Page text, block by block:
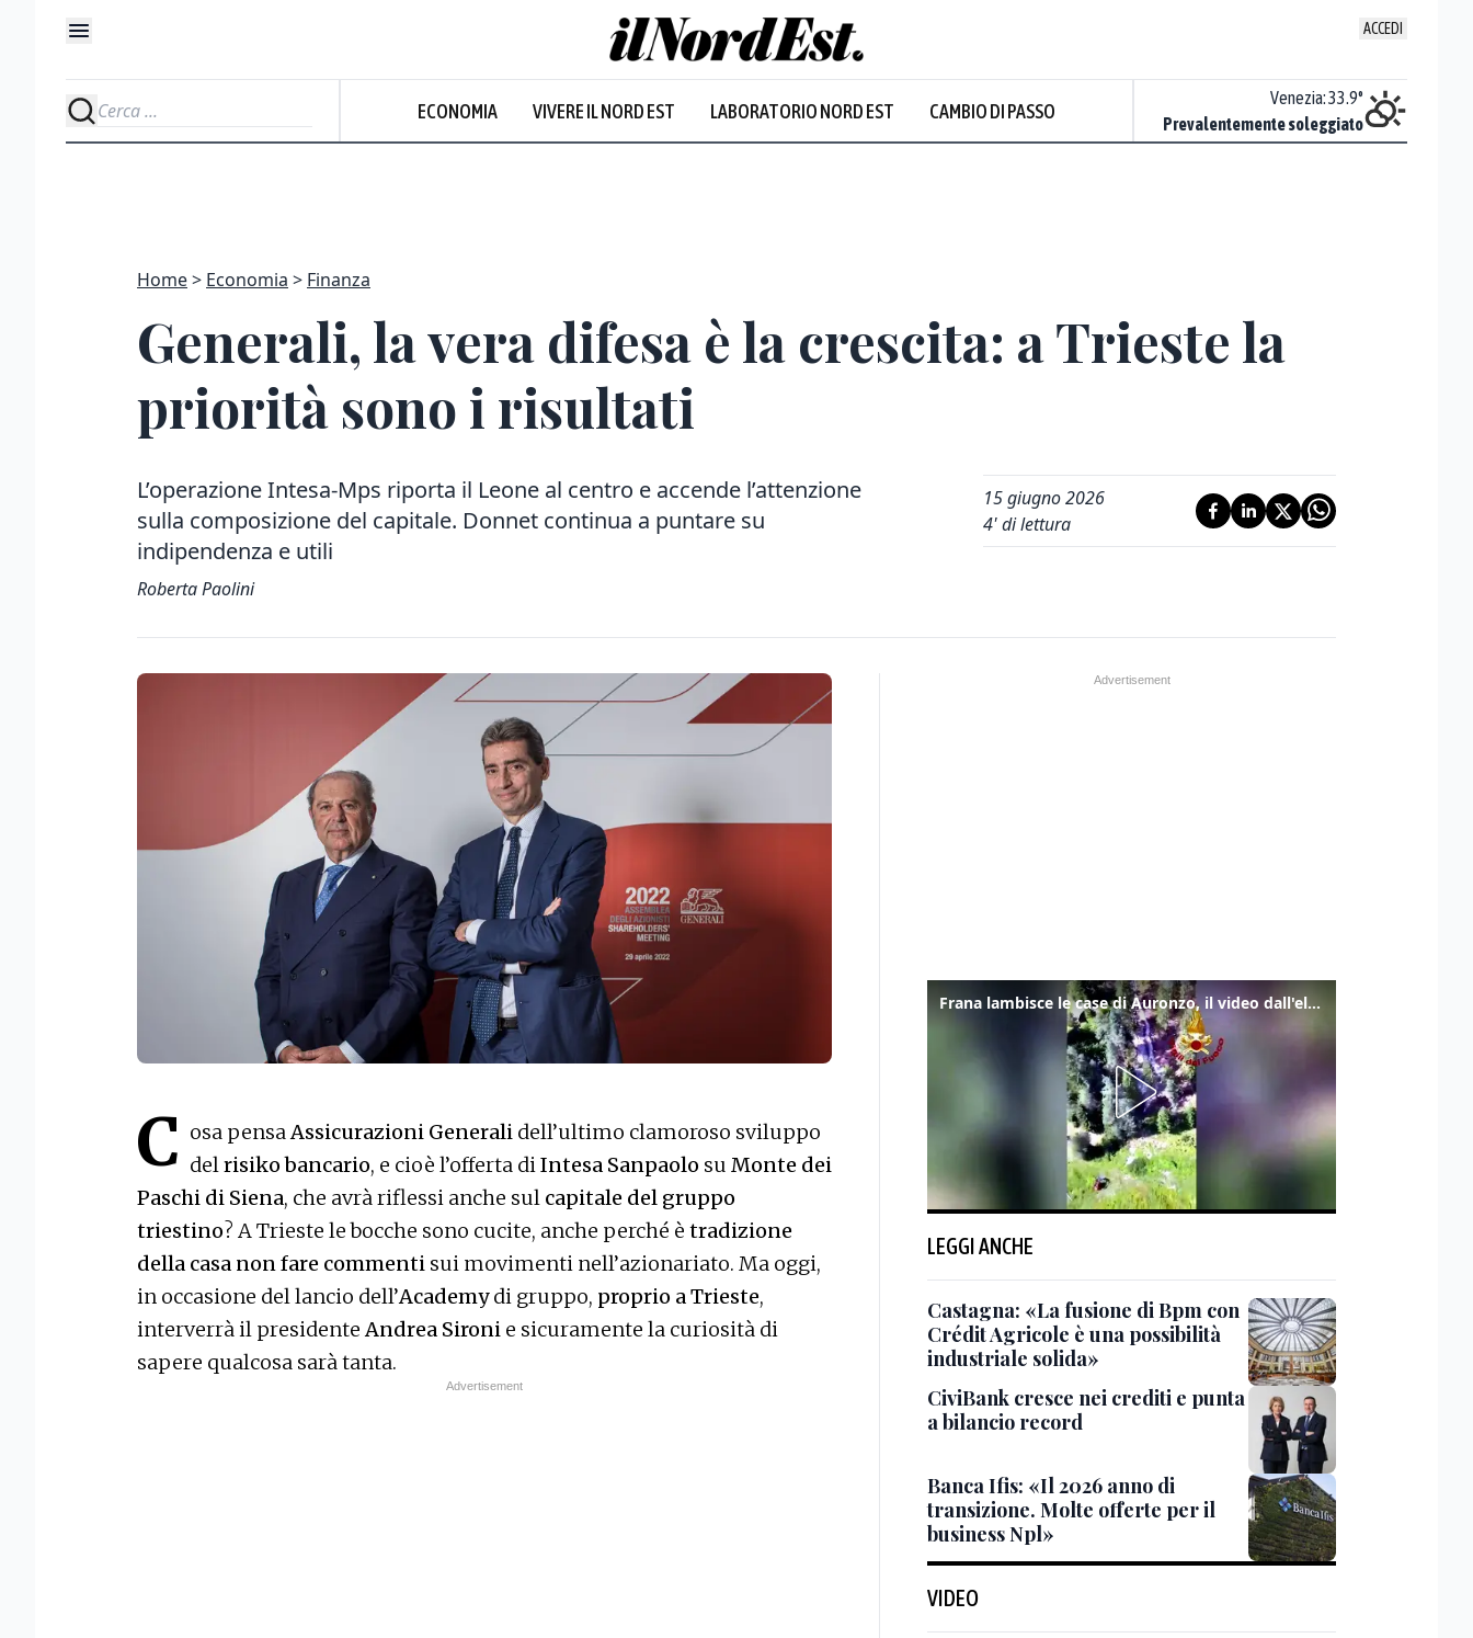
ACCEDI
ECONOMIA VIVERE IL NORD EST LABORATORIO NORD EST CAMBIO DI PASSO
Nuvoloso
Venezia:33.9°
Prevalentemente soleggiato
Home Economia Finanza
Generali, la vera difesa è la crescita: a Trieste la
priorità sono i risultati
L’operazione Intesa-Mps riporta il Leone al centro e accende l’attenzione
sulla composizione del capitale. Donnet continua a puntare su
indipendenza e utili
Roberta Paolini
15 giugno 2026
4' di lettura
C osa pensaAssicurazioni Generali dell’ultimo clamoroso sviluppo
delrisiko bancario, e cioè l’offerta diIntesa Sanpaolo su Monte dei
Paschi di Siena, che avrà riflessi anche sul capitale del gruppo
triestino? A Trieste le bocche sono cucite, anche perché è tradizione
della casa non fare commenti sui movimenti nell’azionariato. Ma oggi,
in occasione del lancio dell’Academydi gruppo, proprio a Trieste,
interverrà il presidenteAndrea Sironi e sicuramente la curiosità di
sapere qualcosa sarà tanta.
Frana lambisce le case di Auronzo, il video dall'elicottero dei vigili del fuoco
LEGGI ANCHE
Castagna: «La fusione di Bpm con
Crédit Agricole è una possibilità
industriale solida»
CiviBank cresce nei crediti e punta
a bilancio record
Banca Ifis: «Il 2026 anno di
transizione. Molte offerte per il
business Npl»
VIDEO